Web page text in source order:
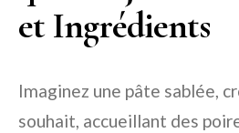
et Ingrédients
Imaginez une pâte sablée,
souhait, accueillant des